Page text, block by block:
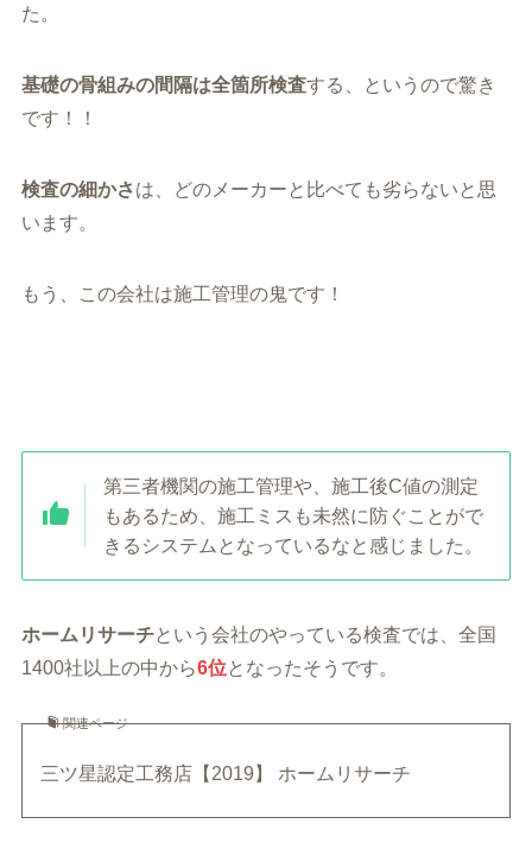
た。
基礎の骨組みの間隔は全箇所検査する、というので驚き
です！！
検査の細かさは、どのメーカーと比べても劣らないと思
います。
もう、この会社は施工管理の鬼です！
第三者機関の施工管理や、施工後C値の測定
もあるため、施工ミスも未然に防ぐことがで
きるシステムとなっているなと感じました。
ホームリサーチという会社のやっている検査では、全国
1400社以上の中から6位となったそうです。
関連ページ
三ツ星認定工務店【2019】 ホームリサーチ